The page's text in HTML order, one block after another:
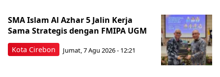
Kota Cirebon
SMA Islam Al Azhar 5 Jalin Kerja
Sama Strategis dengan FMIPA UGM
Jumat, 7 Agu 2026 - 12:21